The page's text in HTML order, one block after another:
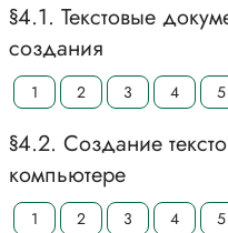
§4.1. Текстовые
создания
1 2 3 4 5
§4.2. Создание
компьютере
1 2 3 4 5